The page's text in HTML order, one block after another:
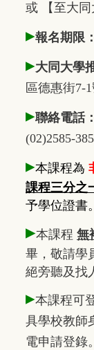
或 【至大
▸報名期限：
▸大同大學
區德惠街7-
▸聯絡電話：
(02)2585-
▸本課程為
課程三分之
予學位證書。
▸本課程 無
畢，敬請學
絕旁聽及找
▸本課程可
具學校教師
電申請登錄。